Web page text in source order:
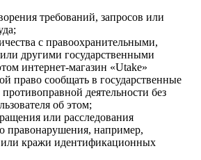
требований, запросов или
с правоохранительными,
другими государственными
интернет-магазин «Utake»
право сообщать в государственные
деятельности без
об этом;
или расследования
правонарушения, например,
кражи идентификационных